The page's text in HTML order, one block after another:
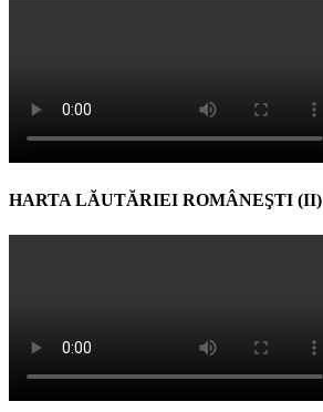
HARTA LĂUTĂRIEI ROMÂNEŞTI (II)